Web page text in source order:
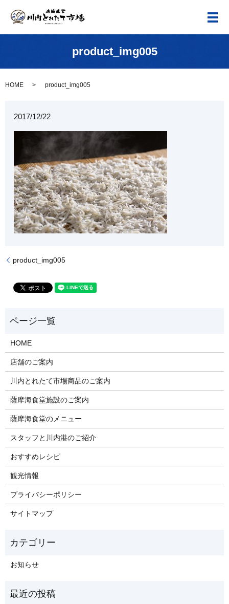
メ
product_img005
HOME product_img005
2017/12/22
product_img005
HOME
店舗のご案内
川内とれたて市場商品のご案内
薩摩海食堂施設のご案内
薩摩海食堂のメニュー
スタッフと川内港のご紹介
おすすめレシピ
観光情報
プライバシーポリシー
サイトマップ
お知らせ